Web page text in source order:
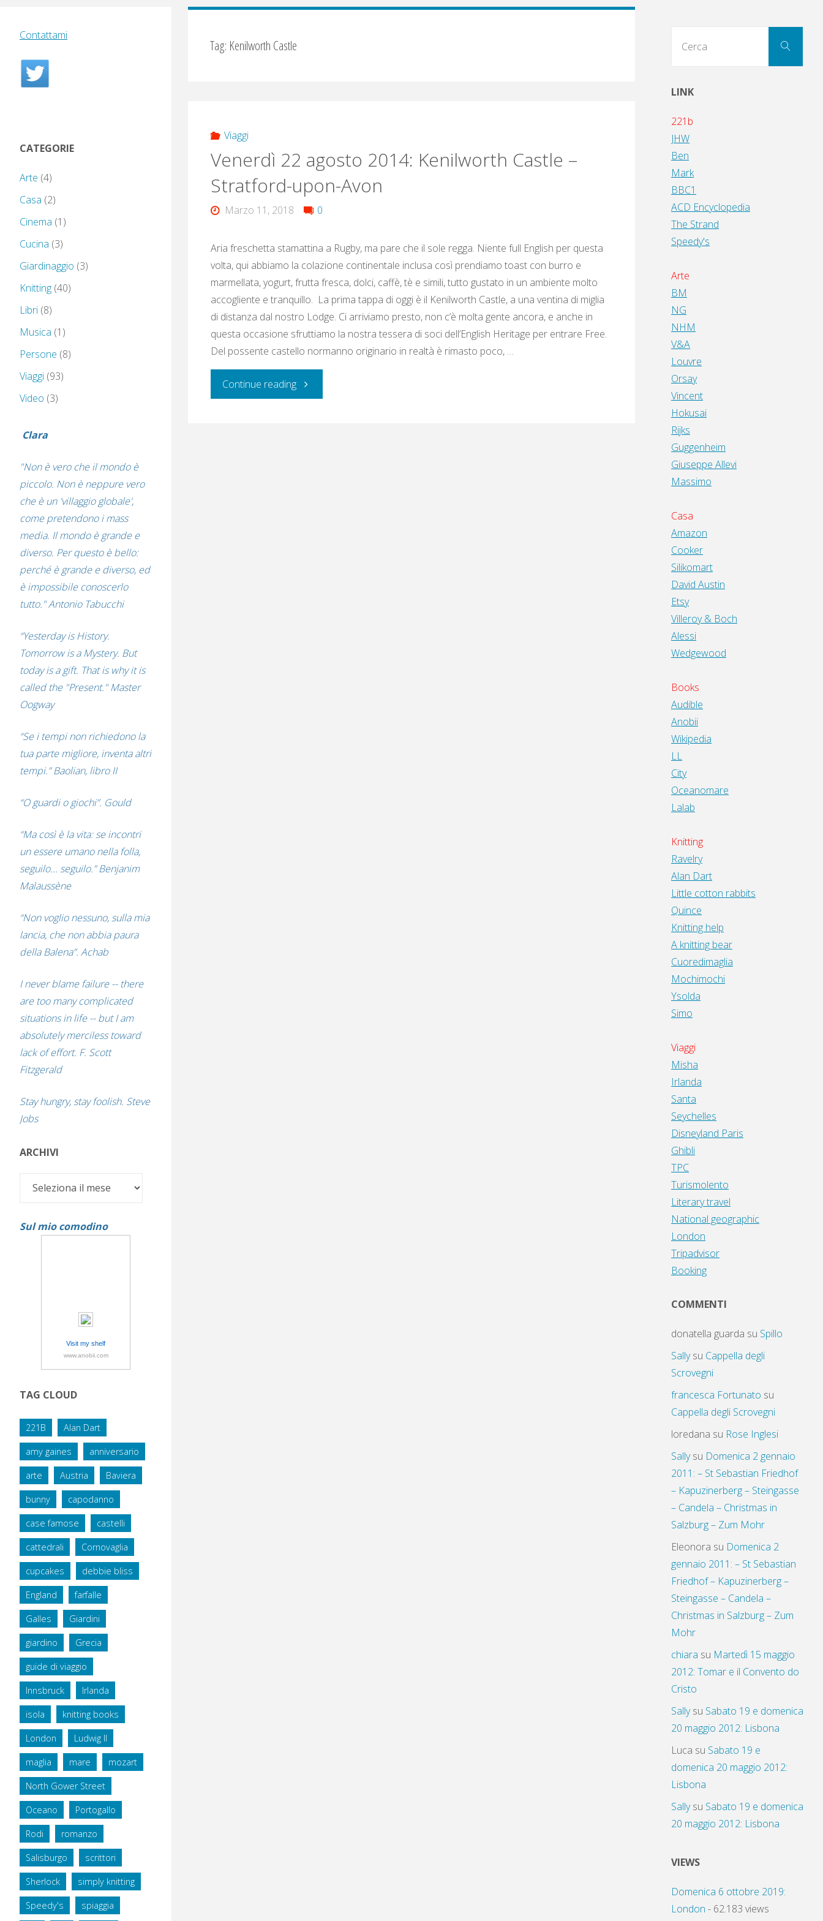
Tag: Kenilworth Castle
Viaggi
Venerdì 22 agosto 2014: Kenilworth Castle –
Stratford-upon-Avon
Marzo 11, 2018 0
Aria freschetta stamattina a Rugby, ma pare che il sole regga. Niente full English per questa
volta, qui abbiamo la colazione continentale inclusa così prendiamo toast con burro e
marmellata, yogurt, frutta fresca, dolci, caffè, tè e simili, tutto gustato in un ambiente molto
accogliente e tranquillo. La prima tappa di oggi è il Kenilworth Castle, a una ventina di miglia
di distanza dal nostro Lodge. Ci arriviamo presto, non c’è molta gente ancora, e anche in
questa occasione sfruttiamo la nostra tessera di soci dell’English Heritage per entrare Free.
Del possente castello normanno originario in realtà è rimasto poco, …
Continue reading"Venerdì
Contattami
CATEGORIE
Arte (4)
Casa (2)
Cinema (1)
Cucina (3)
Giardinaggio (3)
Knitting (40)
Libri (8)
Musica (1)
Persone (8)
Viaggi (93)
Video (3)
Clara
"Non è vero che il mondo è
piccolo. Non è neppure vero
che è un 'villaggio globale',
come pretendono i mass
media. Il mondo è grande e
diverso. Per questo è bello:
perché è grande e diverso, ed
è impossibile conoscerlo
tutto." Antonio Tabucchi
“Yesterday is History.
Tomorrow is a Mystery. But
today is a gift. That is why it is
called the "Present." Master
Oogway
“Se i tempi non richiedono la
tua parte migliore, inventa altri
tempi.” Baolian, libro II
“O guardi o giochi”. Gould
“Ma così è la vita: se incontri
un essere umano nella folla,
seguilo... seguilo.” Benjanim
Malaussène
“Non voglio nessuno, sulla mia
lancia, che non abbia paura
della Balena”. Achab
I never blame failure -- there
are too many complicated
situations in life -- but I am
absolutely merciless toward
lack of effort. F. Scott
Fitzgerald
Stay hungry, stay foolish. Steve
Jobs
ARCHIVI
Archivi
Sul mio comodino
Visit my shelf
www.anobii.com
TAG CLOUD
221B Alan Dart
amy gaines anniversario
arte Austria Baviera
bunny capodanno
case famose castelli
cattedrali Cornovaglia
cupcakes debbie bliss
England farfalle
Galles Giardini
giardino Grecia
guide di viaggio
Innsbruck Irlanda
isola knitting books
London Ludwig II
maglia mare mozart
North Gower Street
Oceano Portogallo
Rodi romanzo
Salisburgo scrittori
Sherlock simply knitting
Speedy's spiaggia
Cerca
LINK
221b
JHW
Ben
Mark
BBC1
ACD Encyclopedia
The Strand
Speedy's
Arte
BM
NG
NHM
V&A
Louvre
Orsay
Vincent
Hokusai
Rijks
Guggenheim
Giuseppe Allevi
Massimo
Casa
Amazon
Cooker
Silikomart
David Austin
Etsy
Villeroy & Boch
Alessi
Wedgewood
Books
Audible
Anobii
Wikipedia
LL
City
Oceanomare
Lalab
Knitting
Ravelry
Alan Dart
Little cotton rabbits
Quince
Knitting help
A knitting bear
Cuoredimaglia
Mochimochi
Ysolda
Simo
Viaggi
Misha
Irlanda
Santa
Seychelles
Disneyland Paris
Ghibli
TPC
Turismolento
Literary travel
National geographic
London
Tripadvisor
Booking
COMMENTI
donatella guarda su Spillo
Sallysu Cappella degli
Scrovegni
francesca Fortunato su
Cappella degli Scrovegni
loredana su Rose Inglesi
Sallysu Domenica 2 gennaio
2011: – St Sebastian Friedhof
– Kapuzinerberg – Steingasse
– Candela – Christmas in
Salzburg – Zum Mohr
Eleonora su Domenica 2
gennaio 2011: – St Sebastian
Friedhof – Kapuzinerberg –
Steingasse – Candela –
Christmas in Salzburg – Zum
Mohr
chiara su Martedì 15 maggio
2012: Tomar e il Convento do
Cristo
Sallysu Sabato 19 e domenica
20 maggio 2012: Lisbona
Luca su Sabato 19 e
domenica 20 maggio 2012:
Lisbona
Sallysu Sabato 19 e domenica
20 maggio 2012: Lisbona
VIEWS
Domenica 6 ottobre 2019:
London - 62.183 views